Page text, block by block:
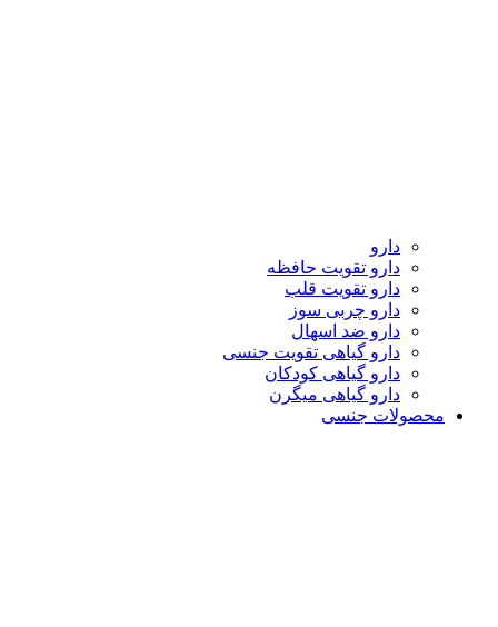
دارو
دارو تقویت حافظه
دارو تقویت قلب
دارو چربی سوز
دارو ضد اسهال
دارو گیاهی تقویت جنسی
دارو گیاهی کودکان
دارو گیاهی میگرن
محصولات جنسی